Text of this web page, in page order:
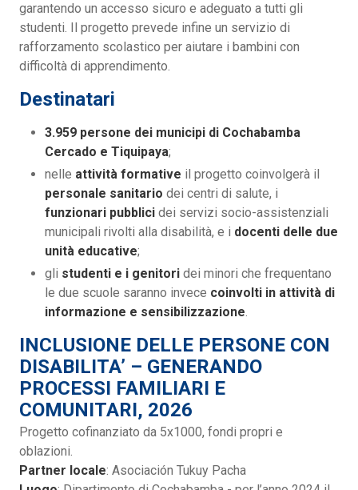
garantendo un accesso sicuro e adeguato a tutti gli
studenti. Il progetto prevede infine un servizio di
rafforzamento scolastico per aiutare i bambini con
difficoltà di apprendimento.
Destinatari
3.959 persone dei municipi di Cochabamba
Cercado e Tiquipaya;
nelle attività formative il progetto coinvolgerà il
personale sanitario dei centri di salute, i
funzionari pubblici dei servizi socio-assistenziali
municipali rivolti alla disabilità, e i docenti delle due
unità educative;
gli studenti e i genitori dei minori che frequentano
le due scuole saranno invece coinvolti in attività di
informazione e sensibilizzazione.
INCLUSIONE DELLE PERSONE CON
DISABILITA’ – GENERANDO
PROCESSI FAMILIARI E
COMUNITARI, 2026
Progetto cofinanziato da 5x1000, fondi propri e
oblazioni.
Partner locale: Asociación Tukuy Pacha